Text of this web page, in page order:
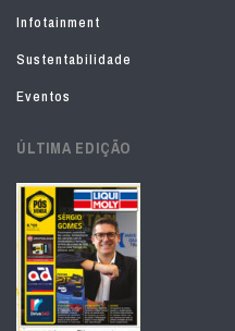
Infotainment
Sustentabilidade
Eventos
ÚLTIMA EDIÇÃO